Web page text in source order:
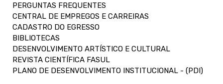
PERGUNTAS FREQUENTES
CENTRAL DE EMPREGOS E CARREIRAS
CADASTRO DO EGRESSO
BIBLIOTECAS
DESENVOLVIMENTO ARTÍSTICO E CULTURAL
REVISTA CIENTÍFICA FASUL
PLANO DE DESENVOLVIMENTO INSTITUCIONAL - (PDI)